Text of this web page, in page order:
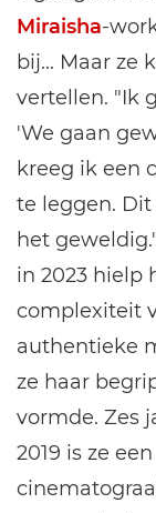
Miraisha-
bij... Maar ze
vertellen. "Ik
'We gaan
kreeg ik een
te leggen.
het
in 2023 hielp
complexiteit
authentieke
ze haar
vormde. Zes
2019 is ze